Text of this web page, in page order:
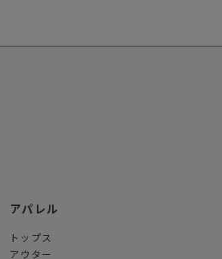
アパレル
トップス
アウター